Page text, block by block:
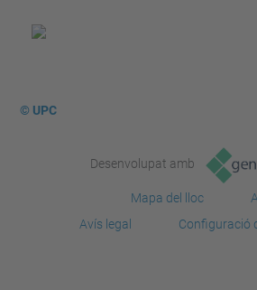
© UPC
Desenvolupat amb
Mapa del lloc
Avís legal
Configuració